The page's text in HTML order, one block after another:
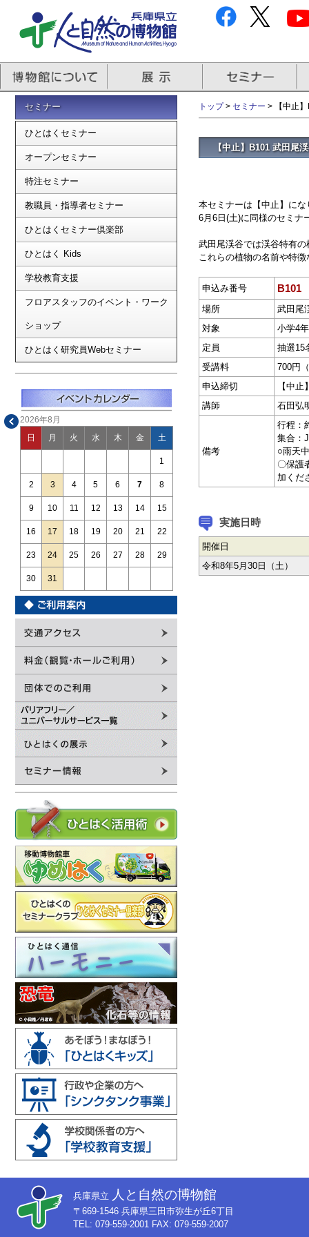
セミナー
ひとはくセミナー
オープンセミナー
特注セミナー
教職員・指導者セミナー
ひとはくセミナー倶楽部
ひとはく Kids
学校教育支援
フロアスタッフのイベント・ワーク
ショップ
ひとはく研究員Webセミナー
2026年8月
日 月 火 水 木 金 土
1
2 3 4 5 6 7 8
9 10 11 12 13 14 15
16 17 18 19 20 21 22
23 24 25 26 27 28 29
30 31
トップ> セミナー > 【中止
【中止】B101 武田尾
本セミナーは【中止】にな
6月6日(土)に同様のセミナ
武田尾渓谷では渓谷特有
これらの植物の名前や特
申込み番号 B101
場所
武田尾
対象
小学4
定員
抽選15
受講料
700円
申込締切
【中止
講師
石田弘
備考
行程：
集合：
○雨天
〇保護
加くだ
実施日時
開催日
令和8年5月30日（土）
兵庫県立 人と自然の博物館
〒669-1546 兵庫県三田市弥生が丘6丁目
TEL: 079-559-2001 FAX: 079-559-2007